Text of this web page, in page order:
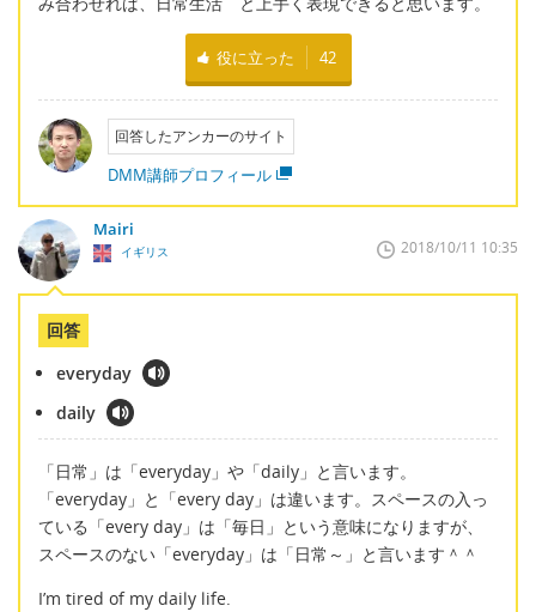
役に立った 42
回答したアンカーのサイト
DMM講師プロフィール
Mairi
イギリス 2018/10/11 10:35
回答
everyday
daily
「日常」は「everyday」や「daily」と言います。
「everyday」と「every day」は違います。スペースの入っ
ている「every day」は「毎日」という意味になりますが、
スペースのない「everyday」は「日常～」と言います＾＾
I’m tired of my daily life.